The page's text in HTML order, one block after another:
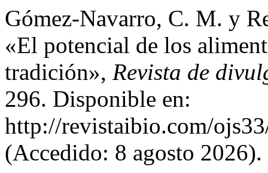
Gómez-Navarro, C. M. y
«El potencial de los
tradición», Revista de
296. Disponible en:
http://revistaibio.com/
(Accedido: 8 agosto 2026).